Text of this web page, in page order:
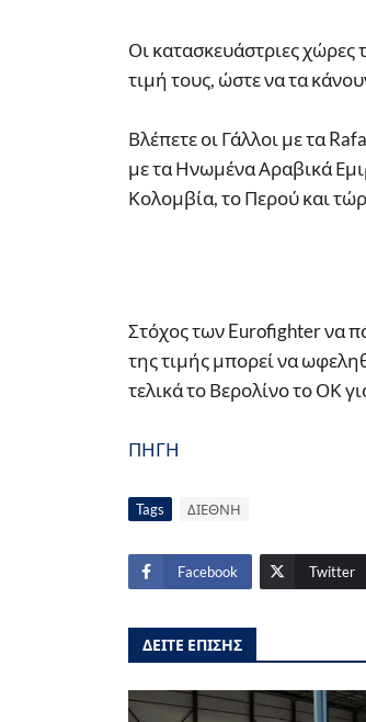
Οι κατασκευάστριες χώρες
τιμή τους, ώστε να τα
Βλέπετε οι Γάλλοι με τα
με τα Ηνωμένα Αραβικά
Κολομβία, το Περού και
Στόχος των Eurofighter να
της τιμής μπορεί να
τελικά το Βερολίνο το ΟΚ
ΠΗΓΗ
Tags ΔΙΕΘΝΗ
Facebook Twitter
ΔΕΙΤΕ ΕΠΙΣΗΣ